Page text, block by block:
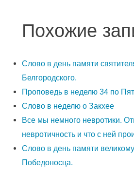
Похожие
Слово в день памяти
Белгородского.
Проповедь в неделю 34 по
Слово в неделю о Закхее
Все мы немного невротики.
невротичность и что с ней
Слово в день памяти
Победоносца.